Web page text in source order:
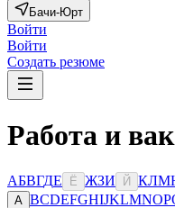
Бачи-Юрт
Войти
Войти
Создать резюме
Работа и
АБВГДЕ Ё ЖЗИ Й КЛМ
A BCDEFGHIJKLMNOP